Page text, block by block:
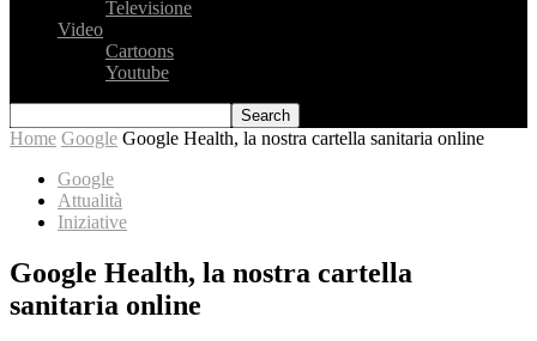
Televisione
Video
Cartoons
Youtube
Home Google Google Health, la nostra cartella sanitaria online
Google
Attualità
Iniziative
Google Health, la nostra cartella
sanitaria online